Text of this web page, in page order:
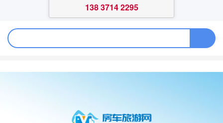
138 3714 2295